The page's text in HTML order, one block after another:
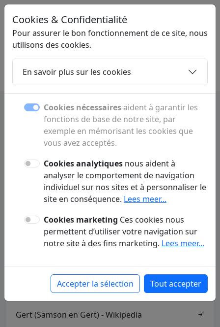
LINKPLEK.NL
Home Sous-pages Articles Contact
Studio 100 : spectacles et
divertissement
Découvrez les spectacles, personnages,
chansons et divertissements de Studio 100.
Samson Et Gert
Samson & Gert - YouTube
Samson en Gert - Studio 100
Gert (Samson en Gert) - Wikipedia
Cookies & Confidentialité
Pour assurer le bon fonctionnement de ce site, nous
utilisons des cookies.
En savoir plus sur les cookies
Cookies nécessairesaident à garantir les
fonctions de base de notre site, par
exemple en mémorisant les cookies que
vous avez acceptés.
Cookies analytiques nous aident à
analyser le comportement de navigation
individuel sur nos sites et à personnaliser le
site en conséquence. Lees meer...
Cookies marketing Ces cookies nous
permettent d’utiliser votre navigation sur
notre site à des fins marketing. Lees meer...
Accepter la sélection Tout accepter